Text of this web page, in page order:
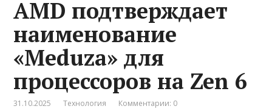
AMD подтверждает
наименование
«Meduza» для
процессоров на Zen 6
31.10.2025 Технология Комментарии: 0